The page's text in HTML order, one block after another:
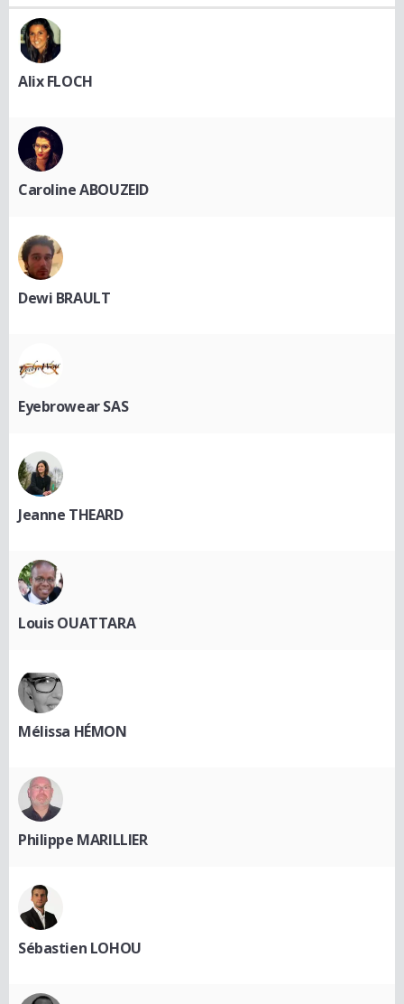
Alix FLOCH
Caroline ABOUZEID
Dewi BRAULT
Eyebrowear SAS
Jeanne THEARD
Louis OUATTARA
Mélissa HÉMON
Philippe MARILLIER
Sébastien LOHOU